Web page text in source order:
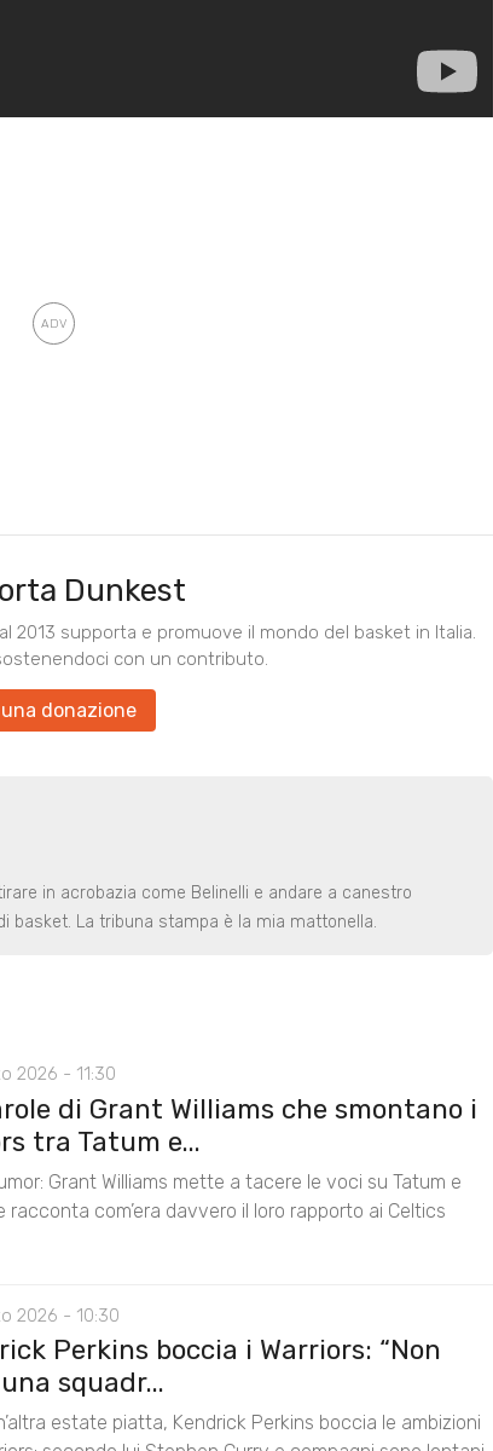
Dunkest
supporta e promuove il mondo del basket in Italia.
con un contributo.
una donazione
in acrobazia come Belinelli e andare a canestro
basket. La tribuna stampa è la mia mattonella.
2026 - 11:30
di Grant Williams che smontano i
tra Tatum e...
Grant Williams mette a tacere le voci su Tatum e
racconta com’era davvero il loro rapporto ai Celtics
2026 - 10:30
Perkins boccia i Warriors: “Non
squadr...
estate piatta, Kendrick Perkins boccia le ambizioni